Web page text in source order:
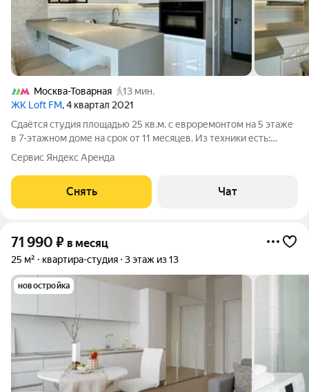
Москва-Товарная
13 мин.
ЖК Loft FM, 4 квартал 2021
Сдаётся студия площадью 25 кв.м. с евроремонтом на 5 этаже
в 7-этажном доме на срок от 11 месяцев. Из техники есть:
Телевизор Духовой шкаф Стиральная машина Холодильник
Кондиционер Микроволновка Пылесос Дом - кирпичный, окна
выходят на улицу.
Сервис Яндекс Аренда
Снять Чат
71 990 ₽ в месяц
25 м² квартира-студия 3 этаж из 13
новостройка